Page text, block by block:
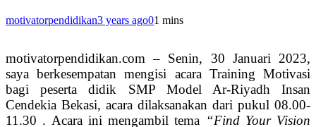
motivatorpendidikan3 years ago01 mins
motivatorpendidikan.com – Senin, 30 Januari 2023,
saya berkesempatan mengisi acara Training Motivasi
bagi peserta didik SMP Model Ar-Riyadh Insan
Cendekia Bekasi, acara dilaksanakan dari pukul 08.00-
11.30 . Acara ini mengambil tema “Find Your Vision